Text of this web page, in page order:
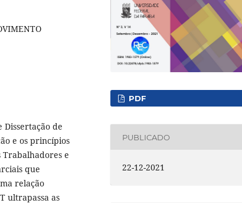
de
e os princípios
e
que
relação
ultrapassa as
PDF
PUBLICADO
22-12-2021